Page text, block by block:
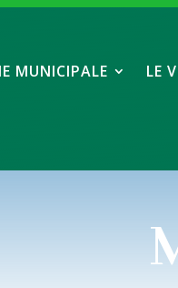
MUNICIPALE LE